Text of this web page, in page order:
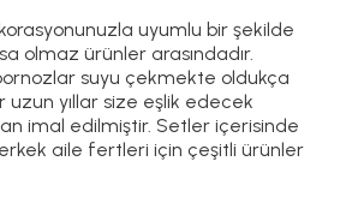
uyumlu bir şekilde
olmaz ürünler arasındadır.
suyu çekmekte oldukça
uzun yıllar size eşlik edecek
imal edilmiştir. Setler içerisinde
aile fertleri için çeşitli ürünler